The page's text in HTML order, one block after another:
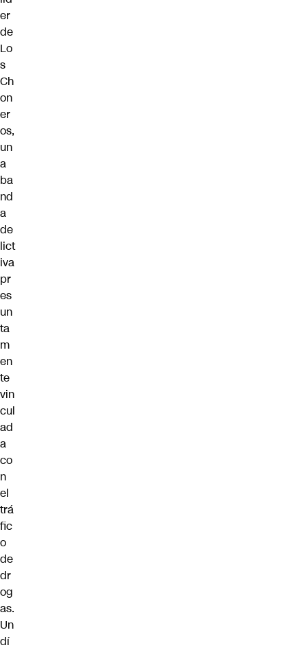
er
de
Lo
s
Ch
on
er
os,
un
a
ba
nd
a
de
lict
iva
pr
es
un
ta
m
en
te
vin
cul
ad
a
co
n
el
trá
fic
o
de
dr
og
as.
Un
dí